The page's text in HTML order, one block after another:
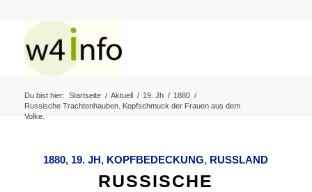
Du bist hier: Startseite / Aktuell / 19. Jh / 1880 /
Russische Trachtenhauben. Kopfschmuck der Frauen aus dem
Volke.
1880, 19. JH, KOPFBEDECKUNG, RUSSLAND
RUSSISCHE